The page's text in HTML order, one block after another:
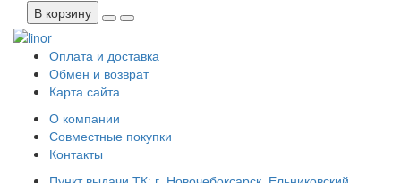
В корзину
Оплата и доставка
Обмен и возврат
Карта сайта
О компании
Совместные покупки
Контакты